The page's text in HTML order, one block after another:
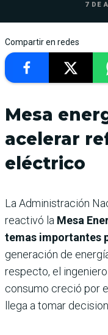
7 DE
Compartir en redes
Mesa
acelerar
eléctrico
La Administración
reactivó la Mesa
temas importantes
generación de
respecto, el ingeniero
consumo creció por
llega a tomar